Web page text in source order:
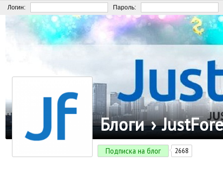
Логин: Пароль:
Блоги ›
Подписка на блог 2668